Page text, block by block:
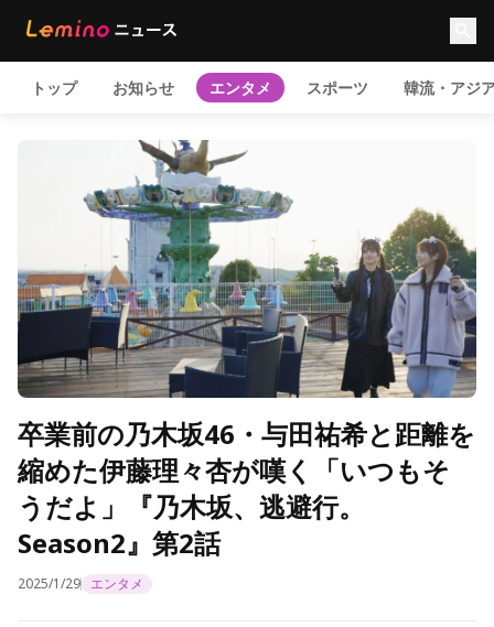
トップ お知らせ エンタメ スポーツ 韓流・アジ
卒業前の乃木坂46・与田祐希と距離を
縮めた伊藤理々杏が嘆く「いつもそ
うだよ」『乃木坂、逃避行。
Season2』第2話
2025/1/29 エンタメ